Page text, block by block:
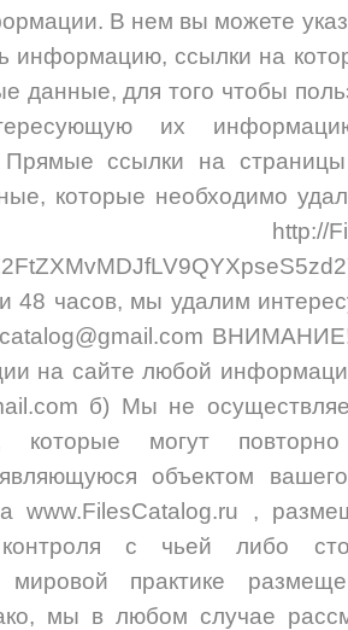
В нем вы можете
информацию, ссылки на
данные, для того чтобы
их
ссылки на
которые необходимо
48 часов, мы удалим
на сайте любой
б) Мы не
которые могут
объектом
www.FilesCatalog.ru ,
с чьей либо
мировой практике
мы в любом случае